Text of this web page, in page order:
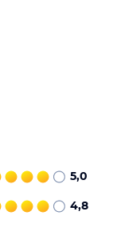
5,0
4,8